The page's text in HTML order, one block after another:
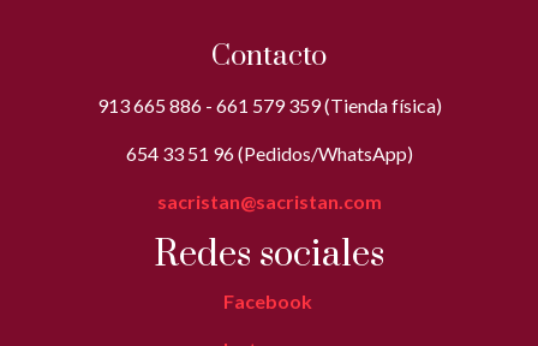
Contacto
913 665 886 - 661 579 359 (Tienda física)
654 33 51 96 (Pedidos/WhatsApp)
sacristan@sacristan.com
Redes sociales
Facebook